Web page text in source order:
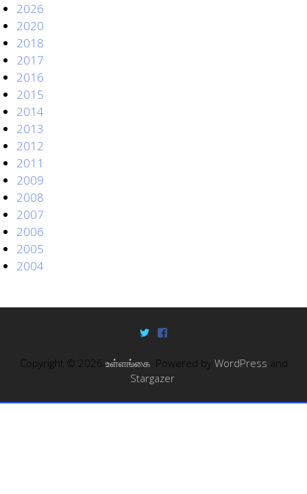
2026
2020
2018
2017
2016
2015
2014
2013
2012
2011
2009
2008
2007
2006
2005
2004
Copyright © 2026 உள்ளங்கை. Powered by WordPress and
Stargazer.